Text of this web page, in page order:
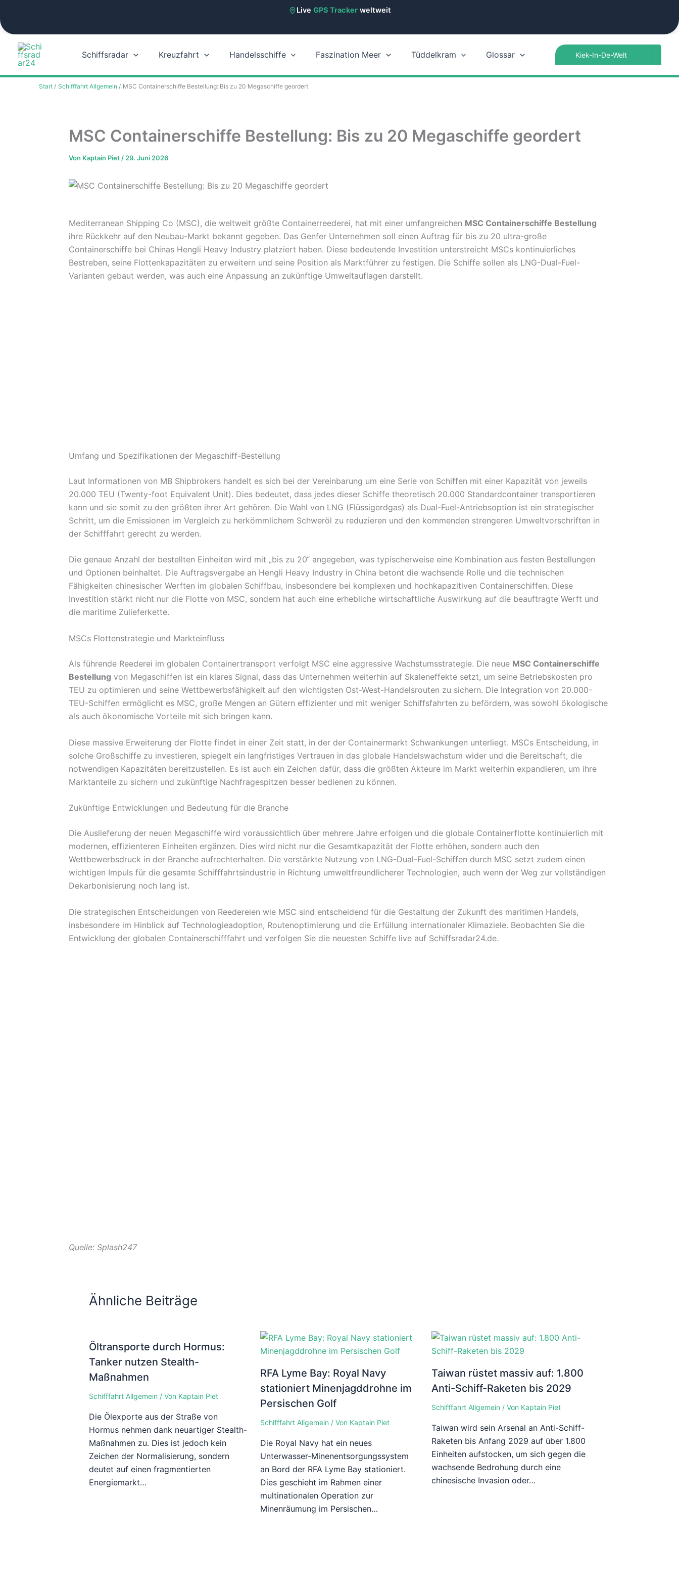
Live GPS Trackerweltweit
Zum
springen
Schiffsradar Kreuzfahrt Handelsschiffe Faszination Meer Tüddelkram Glossar
Start Schifffahrt Allgemein MSC Containerschiffe Bestellung: Bis zu 20 Megaschiffe geordert
MSC Containerschiffe Bestellung: Bis zu 20 Megaschiffe geordert
Von Kaptain Piet / 29. Juni 2026
Mediterranean Shipping Co (MSC), die weltweit größte Containerreederei, hat mit einer umfangreichen MSC Containerschiffe Bestellung
ihre Rückkehr auf den Neubau-Markt bekannt gegeben. Das Genfer Unternehmen soll einen Auftrag für bis zu 20 ultra-große
Containerschiffe bei Chinas Hengli Heavy Industry platziert haben. Diese bedeutende Investition unterstreicht MSCs kontinuierliches
Bestreben, seine Flottenkapazitäten zu erweitern und seine Position als Marktführer zu festigen. Die Schiffe sollen als LNG-Dual-Fuel-
Varianten gebaut werden, was auch eine Anpassung an zukünftige Umweltauflagen darstellt.
Umfang und Spezifikationen der Megaschiff-Bestellung
Laut Informationen von MB Shipbrokers handelt es sich bei der Vereinbarung um eine Serie von Schiffen mit einer Kapazität von jeweils
20.000 TEU (Twenty-foot Equivalent Unit). Dies bedeutet, dass jedes dieser Schiffe theoretisch 20.000 Standardcontainer transportieren
kann und sie somit zu den größten ihrer Art gehören. Die Wahl von LNG (Flüssigerdgas) als Dual-Fuel-Antriebsoption ist ein strategischer
Schritt, um die Emissionen im Vergleich zu herkömmlichem Schweröl zu reduzieren und den kommenden strengeren Umweltvorschriften in
der Schifffahrt gerecht zu werden.
Die genaue Anzahl der bestellten Einheiten wird mit „bis zu 20“ angegeben, was typischerweise eine Kombination aus festen Bestellungen
und Optionen beinhaltet. Die Auftragsvergabe an Hengli Heavy Industry in China betont die wachsende Rolle und die technischen
Fähigkeiten chinesischer Werften im globalen Schiffbau, insbesondere bei komplexen und hochkapazitiven Containerschiffen. Diese
Investition stärkt nicht nur die Flotte von MSC, sondern hat auch eine erhebliche wirtschaftliche Auswirkung auf die beauftragte Werft und
die maritime Zulieferkette.
MSCs Flottenstrategie und Markteinfluss
Als führende Reederei im globalen Containertransport verfolgt MSC eine aggressive Wachstumsstrategie. Die neue MSC Containerschiffe
Bestellung von Megaschiffen ist ein klares Signal, dass das Unternehmen weiterhin auf Skaleneffekte setzt, um seine Betriebskosten pro
TEU zu optimieren und seine Wettbewerbsfähigkeit auf den wichtigsten Ost-West-Handelsrouten zu sichern. Die Integration von 20.000-
TEU-Schiffen ermöglicht es MSC, große Mengen an Gütern effizienter und mit weniger Schiffsfahrten zu befördern, was sowohl ökologische
als auch ökonomische Vorteile mit sich bringen kann.
Diese massive Erweiterung der Flotte findet in einer Zeit statt, in der der Containermarkt Schwankungen unterliegt. MSCs Entscheidung, in
solche Großschiffe zu investieren, spiegelt ein langfristiges Vertrauen in das globale Handelswachstum wider und die Bereitschaft, die
notwendigen Kapazitäten bereitzustellen. Es ist auch ein Zeichen dafür, dass die größten Akteure im Markt weiterhin expandieren, um ihre
Marktanteile zu sichern und zukünftige Nachfragespitzen besser bedienen zu können.
Zukünftige Entwicklungen und Bedeutung für die Branche
Die Auslieferung der neuen Megaschiffe wird voraussichtlich über mehrere Jahre erfolgen und die globale Containerflotte kontinuierlich mit
modernen, effizienteren Einheiten ergänzen. Dies wird nicht nur die Gesamtkapazität der Flotte erhöhen, sondern auch den
Wettbewerbsdruck in der Branche aufrechterhalten. Die verstärkte Nutzung von LNG-Dual-Fuel-Schiffen durch MSC setzt zudem einen
wichtigen Impuls für die gesamte Schifffahrtsindustrie in Richtung umweltfreundlicherer Technologien, auch wenn der Weg zur vollständigen
Dekarbonisierung noch lang ist.
Die strategischen Entscheidungen von Reedereien wie MSC sind entscheidend für die Gestaltung der Zukunft des maritimen Handels,
insbesondere im Hinblick auf Technologieadoption, Routenoptimierung und die Erfüllung internationaler Klimaziele. Beobachten Sie die
Entwicklung der globalen Containerschifffahrt und verfolgen Sie die neuesten Schiffe live auf Schiffsradar24.de.
Quelle: Splash247
Ähnliche Beiträge
Öltransporte durch Hormus:
Tanker nutzen Stealth-
Maßnahmen
Schifffahrt Allgemein / Von Kaptain Piet
Die Ölexporte aus der Straße von
Hormus nehmen dank neuartiger Stealth-
Maßnahmen zu. Dies ist jedoch kein
Zeichen der Normalisierung, sondern
deutet auf einen fragmentierten
Energiemarkt…
RFA Lyme Bay: Royal Navy
stationiert Minenjagddrohne im
Persischen Golf
Schifffahrt Allgemein / Von Kaptain Piet
Die Royal Navy hat ein neues
Unterwasser-Minenentsorgungssystem
an Bord der RFA Lyme Bay stationiert.
Dies geschieht im Rahmen einer
multinationalen Operation zur
Minenräumung im Persischen…
Taiwan rüstet massiv auf: 1.800
Anti-Schiff-Raketen bis 2029
Schifffahrt Allgemein / Von Kaptain Piet
Taiwan wird sein Arsenal an Anti-Schiff-
Raketen bis Anfang 2029 auf über 1.800
Einheiten aufstocken, um sich gegen die
wachsende Bedrohung durch eine
chinesische Invasion oder…